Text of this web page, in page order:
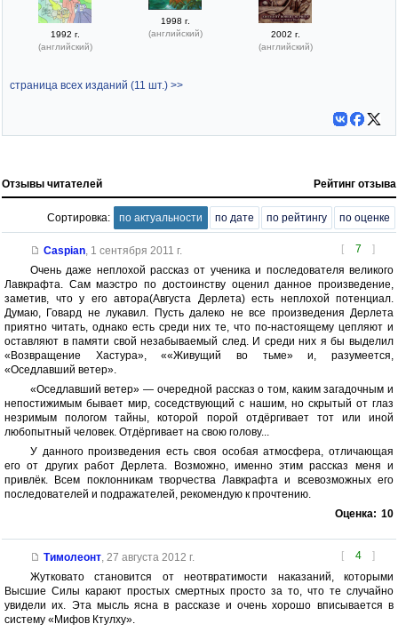
1992 г.
(английский)
1998 г.
(английский)
2002 г.
(английский)
страница всех изданий (11 шт.) >>
Отзывы читателей Рейтинг отзыва
Сортировка: по актуальности по дате по рейтингу по оценке
[ 7 ]
Caspian, 1 сентября 2011 г.
Очень даже неплохой рассказ от ученика и последователя великого
Лавкрафта. Сам маэстро по достоинству оценил данное произведение,
заметив, что у его автора(Августа Дерлета) есть неплохой потенциал.
Думаю, Говард не лукавил. Пусть далеко не все произведения Дерлета
приятно читать, однако есть среди них те, что по-настоящему цепляют и
оставляют в памяти свой незабываемый след. И среди них я бы выделил
«Возвращение Хастура», ««Живущий во тьме» и, разумеется,
«Оседлавший ветер».
«Оседлавший ветер» — очередной рассказ о том, каким загадочным и
непостижимым бывает мир, соседствующий с нашим, но скрытый от глаз
незримым пологом тайны, которой порой отдёргивает тот или иной
любопытный человек. Отдёргивает на свою голову...
У данного произведения есть своя особая атмосфера, отличающая
его от других работ Дерлета. Возможно, именно этим рассказ меня и
привлёк. Всем поклонникам творчества Лавкрафта и всевозможных его
последователей и подражателей, рекомендую к прочтению.
Оценка: 10
[ 4 ]
Тимолеонт, 27 августа 2012 г.
Жутковато становится от неотвратимости наказаний, которыми
Высшие Силы карают простых смертных просто за то, что те случайно
увидели их. Эта мысль ясна в рассказе и очень хорошо вписывается в
систему «Мифов Ктулху».